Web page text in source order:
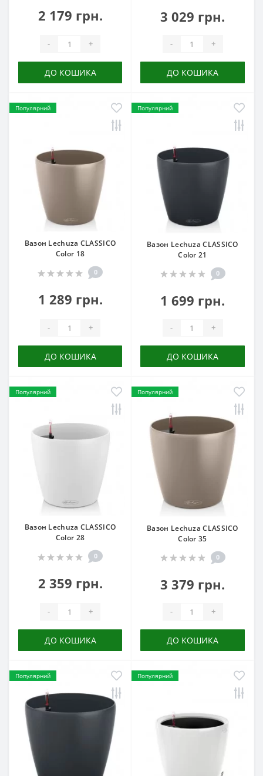
2 179 грн.
- +
ДО КОШИКА
3 029 грн.
- +
ДО КОШИКА
Популярний
Вазон Lechuza CLASSICO
Color 18
0
1 289 грн.
- +
ДО КОШИКА
Популярний
Вазон Lechuza CLASSICO
Color 21
0
1 699 грн.
- +
ДО КОШИКА
Популярний
Вазон Lechuza CLASSICO
Color 28
0
2 359 грн.
- +
ДО КОШИКА
Популярний
Вазон Lechuza CLASSICO
Color 35
0
3 379 грн.
- +
ДО КОШИКА
Популярний Популярний